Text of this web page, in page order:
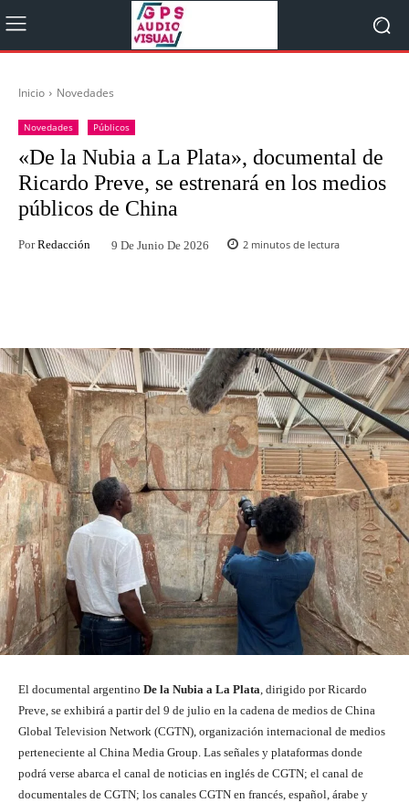
Inicio Novedades
Novedades Públicos
«De la Nubia a La Plata», documental de
Ricardo Preve, se estrenará en los medios
públicos de China
Por Redacción 9 De Junio De 2026 2 minutos de lectura
El documental argentino De la Nubia a La Plata, dirigido por Ricardo
Preve, se exhibirá a partir del 9 de julio en la cadena de medios de China
Global Television Network (CGTN), organización internacional de medios
perteneciente al China Media Group. Las señales y plataformas donde
podrá verse abarca el canal de noticias en inglés de CGTN; el canal de
documentales de CGTN; los canales CGTN en francés, español, árabe y